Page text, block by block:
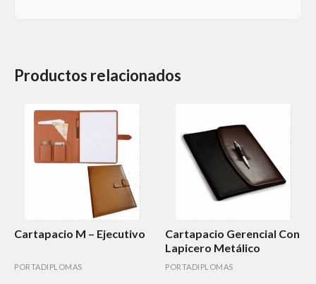
Productos relacionados
Cartapacio M – Ejecutivo
PORTADIPLOMAS
Cartapacio Gerencial Con
Lapicero Metálico
PORTADIPLOMAS